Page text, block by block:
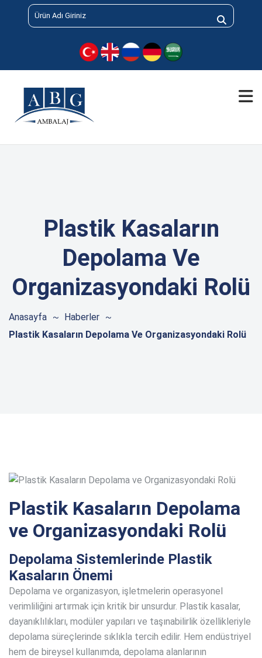
Plastik Kasaların
Depolama Ve
Organizasyondaki Rolü
Anasayfa
Haberler
Plastik Kasaların Depolama Ve Organizasyondaki Rolü
Plastik Kasaların Depolama
ve Organizasyondaki Rolü
Depolama Sistemlerinde Plastik
Kasaların Önemi
Depolama ve organizasyon, işletmelerin operasyonel
verimliliğini artırmak için kritik bir unsurdur. Plastik kasalar,
dayanıklılıkları, modüler yapıları ve taşınabilirlik özellikleriyle
depolama süreçlerinde sıklıkla tercih edilir. Hem endüstriyel
hem de bireysel kullanımda, depolama alanlarının